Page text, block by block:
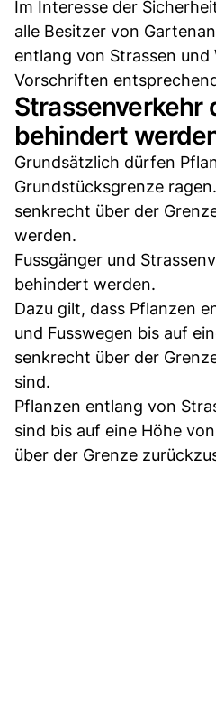
Im Interesse der
alle Besitzer von
entlang von Strassen und
Vorschriften
Strassenverkehr
behindert
Grundsätzlich dürfen
Grundstücksgrenze
senkrecht über der
werden.
Fussgänger und
behindert werden.
Dazu gilt, dass Pflanzen
und Fusswegen bis auf
senkrecht über der
sind.
Pflanzen entlang von
sind bis auf eine Höhe
über der Grenze